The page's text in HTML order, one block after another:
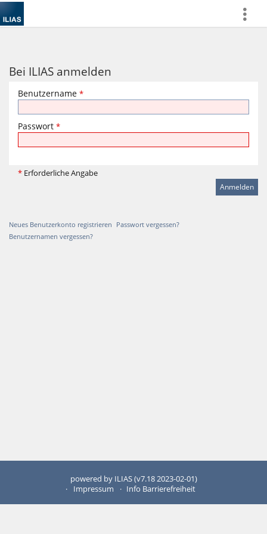
more
Bei ILIAS anmelden
Benutzername *
Passwort *
* Erforderliche Angabe
Neues Benutzerkonto registrieren Passwort vergessen?
Benutzernamen vergessen?
powered by ILIAS (v7.18 2023-02-01)
Impressum
Info Barrierefreiheit